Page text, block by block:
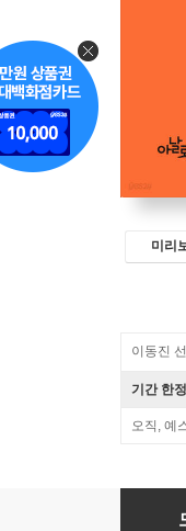
미리
이동진
기간 한
오직, 예
어떻게